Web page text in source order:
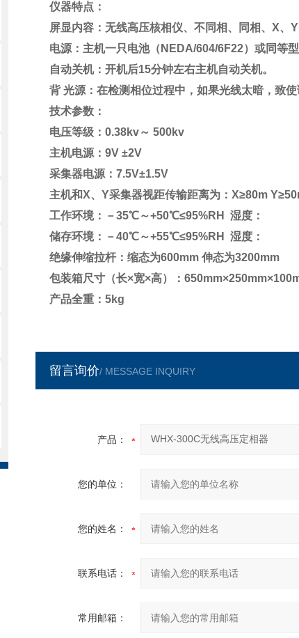
仪器特点：
屏显内容：无线高压核相仪、不同相、同相、X、Y
电源：主机一只电池（NEDA/604/6F22）或同等
自动关机：开机后15分钟左右主机自动关机。
背 光源：在检测相位过程中，如果光线太暗，致使
技术参数：
电压等级：0.38kv～ 500kv
主机电源：9V ±2V
采集器电源：7.5V±1.5V
主机和X、Y采集器视距传输距离为：X≥80m
工作环境：－35℃～+50℃≤95%RH 湿度：
储存环境：－40℃～+55℃≤95%RH 湿度：
绝缘伸缩拉杆：缩态为600mm 伸态为3200mm
包装箱尺寸（长×宽×高）：
产品全重：5kg
留言询价/ MESSAGE INQUIRY
产品：
您的单位：
您的姓名：
联系电话：
常用邮箱：